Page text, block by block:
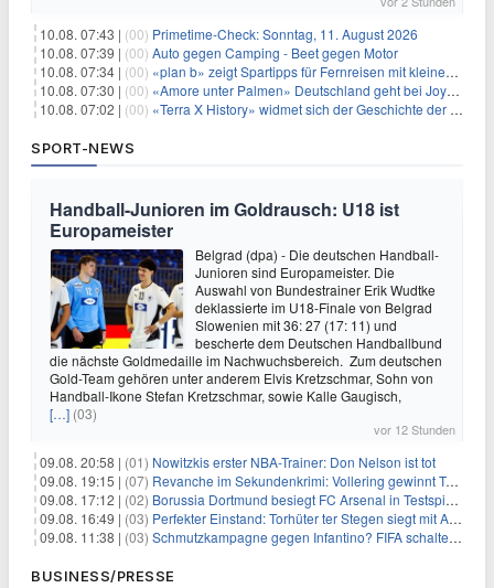
10.08. 07:43 | (00) Primetime-Check: Sonntag, 11. August 2026
10.08. 07:39 | (00) Auto gegen Camping - Beet gegen Motor
10.08. 07:34 | (00) «plan b» zeigt Spartipps für Fernreisen mit kleinem Budget
10.08. 07:30 | (00) «Amore unter Palmen» Deutschland geht bei Joyn weiter
10.08. 07:02 | (00) «Terra X History» widmet sich der Geschichte der deutschen Vereine
SPORT-NEWS
Handball-Junioren im Goldrausch: U18 ist
Europameister
Belgrad (dpa) - Die deutschen Handball-
Junioren sind Europameister. Die
Auswahl von Bundestrainer Erik Wudtke
deklassierte im U18-Finale von Belgrad
Slowenien mit 36: 27 (17: 11) und
bescherte dem Deutschen Handballbund
die nächste Goldmedaille im Nachwuchsbereich. Zum deutschen
Gold-Team gehören unter anderem Elvis Kretzschmar, Sohn von
Handball-Ikone Stefan Kretzschmar, sowie Kalle Gaugisch,
[…] (03)
vor 12 Stunden
09.08. 20:58 | (01) Nowitzkis erster NBA-Trainer: Don Nelson ist tot
09.08. 19:15 | (07) Revanche im Sekundenkrimi: Vollering gewinnt Tour
09.08. 17:12 | (02) Borussia Dortmund besiegt FC Arsenal in Testspiel mit 3:2
09.08. 16:49 | (03) Perfekter Einstand: Torhüter ter Stegen siegt mit Ajax
09.08. 11:38 | (03) Schmutzkampagne gegen Infantino? FIFA schaltet auf Angriff
BUSINESS/PRESSE